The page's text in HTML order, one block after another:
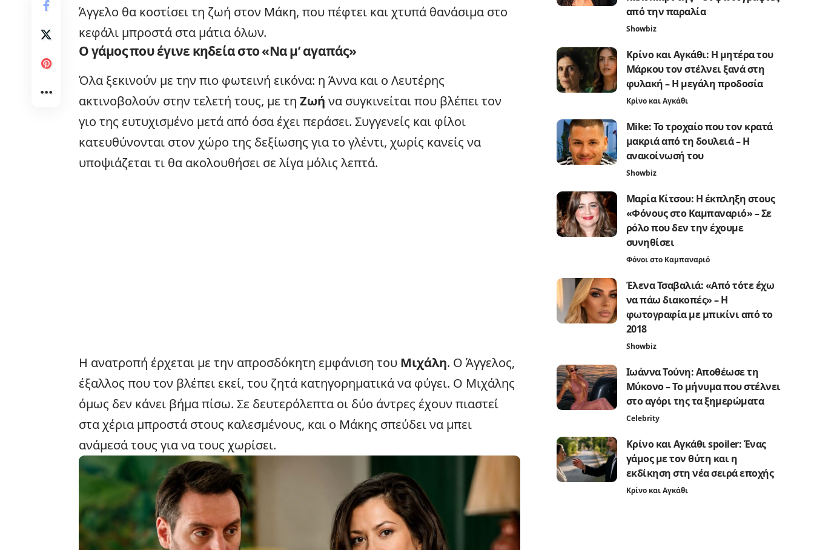
Άγγελο θα κοστίσει τη ζωή στον Μάκη, που πέφτει και χτυπά θανάσιμα στο
κεφάλι μπροστά στα μάτια όλων.
Ο γάμος που έγινε κηδεία στο «Να μ’ αγαπάς»
Όλα ξεκινούν με την πιο φωτεινή εικόνα: η Άννα και ο Λευτέρης
ακτινοβολούν στην τελετή τους, με τη Ζωή να συγκινείται που βλέπει τον
γιο της ευτυχισμένο μετά από όσα έχει περάσει. Συγγενείς και φίλοι
κατευθύνονται στον χώρο της δεξίωσης για το γλέντι, χωρίς κανείς να
υποψιάζεται τι θα ακολουθήσει σε λίγα μόλις λεπτά.
Η ανατροπή έρχεται με την απροσδόκητη εμφάνιση του Μιχάλη. Ο Άγγελος,
έξαλλος που τον βλέπει εκεί, του ζητά κατηγορηματικά να φύγει. Ο Μιχάλης
όμως δεν κάνει βήμα πίσω. Σε δευτερόλεπτα οι δύο άντρες έχουν πιαστεί
στα χέρια μπροστά στους καλεσμένους, και ο Μάκης σπεύδει να μπει
ανάμεσά τους για να τους χωρίσει.
από την παραλία
Showbiz
Κρίνο και Αγκάθι: Η μητέρα του
Μάρκου τον στέλνει ξανά στη
φυλακή – Η μεγάλη προδοσία
Κρίνο και Αγκάθι
Mike: Το τροχαίο που τον κρατά
μακριά από τη δουλειά – Η
ανακοίνωσή του
Showbiz
Μαρία Κίτσου: Η έκπληξη στους
«Φόνους στο Καμπαναριό» – Σε
ρόλο που δεν την έχουμε
συνηθίσει
Φόνοι στο Καμπαναριό
Έλενα Τσαβαλιά: «Από τότε έχω
να πάω διακοπές» – Η
φωτογραφία με μπικίνι από το
2018
Showbiz
Ιωάννα Τούνη: Αποθέωσε τη
Μύκονο – Το μήνυμα που στέλνει
στο αγόρι της τα ξημερώματα
Celebrity
Κρίνο και Αγκάθι spoiler: Ένας
γάμος με τον θύτη και η
εκδίκηση στη νέα σειρά εποχής
Κρίνο και Αγκάθι